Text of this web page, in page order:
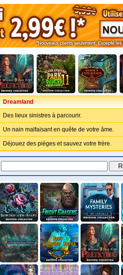
Dreamland
Des lieux sinistres à parcourir.
Un nain malfaisant en quête de votre âme.
Déjouez des pièges et sauvez votre frère.